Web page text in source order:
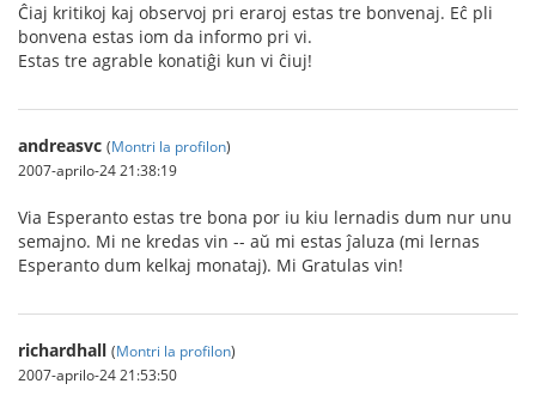
Ĉiaj kritikoj kaj observoj pri eraroj estas tre bonvenaj. Eĉ pli
bonvena estas iom da informo pri vi.
Estas tre agrable konatiĝi kun vi ĉiuj!
andreasvc (Montri la profilon)
2007-aprilo-24 21:38:19
Via Esperanto estas tre bona por iu kiu lernadis dum nur unu
semajno. Mi ne kredas vin -- aŭ mi estas ĵaluza (mi lernas
Esperanto dum kelkaj monataj). Mi Gratulas vin!
richardhall (Montri la profilon)
2007-aprilo-24 21:53:50